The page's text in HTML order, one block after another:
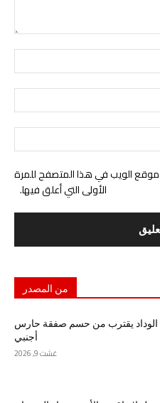
الويب في هذا المتصفح للمرة
الأولى التي أعلق فيها.
من المصدر
يقترب من حسم صفقة حارس
أجنبي
غشت 9, 2026